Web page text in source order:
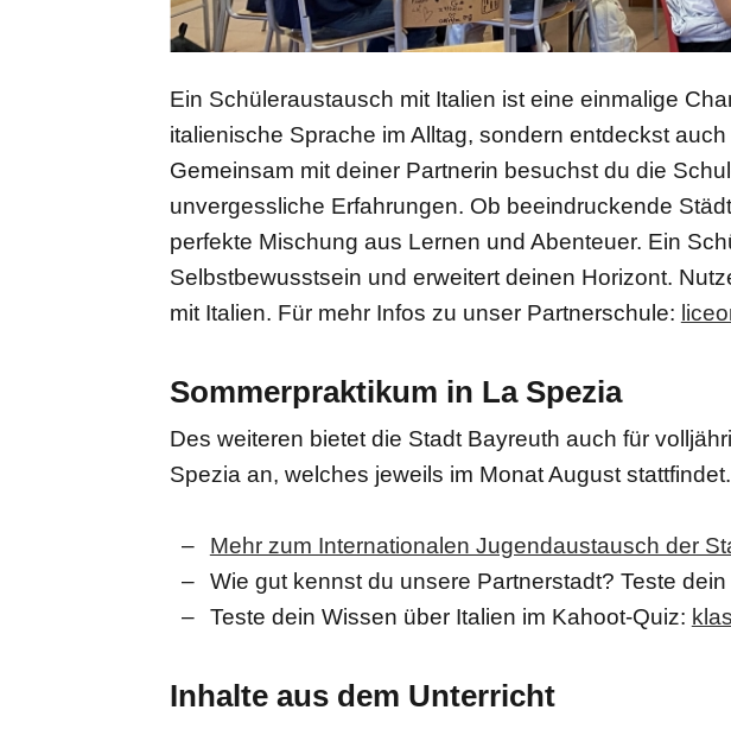
Ein Schüleraustausch mit Italien ist eine einmalige
italienische Sprache im Alltag, sondern entdeckst
Gemeinsam mit deiner Partnerin besuchst du die
unvergessliche Erfahrungen. Ob beeindruckende
perfekte Mischung aus Lernen und Abenteuer. Ein
Selbstbewusstsein und erweitert deinen Horizont.
mit Italien. Für mehr Infos zu unser Partnerschule:
Sommerpraktikum in La Spezia
Des weiteren bietet die Stadt Bayreuth auch für
Spezia an, welches jeweils im Monat August stattfindet.
Mehr zum Internationalen Jugendaustausch der
Wie gut kennst du unsere Partnerstadt? Teste
Teste dein Wissen über Italien im Kahoot-Quiz:
Inhalte aus dem Unterricht